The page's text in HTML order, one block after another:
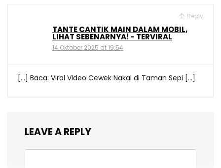
Reply
TANTE CANTIK MAIN DALAM MOBIL,
LIHAT SEBENARNYA! - TERVIRAL
14 Oktober 2025 at 19:54
[…] Baca: Viral Video Cewek Nakal di Taman Sepi […]
LEAVE A REPLY